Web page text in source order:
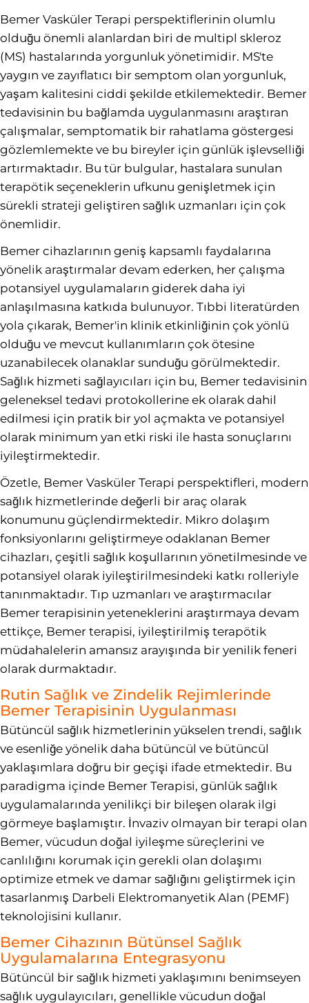
Bemer Vasküler Terapi perspektiflerinin olumlu
olduğu önemli alanlardan biri de multipl skleroz
(MS) hastalarında yorgunluk yönetimidir. MS'te
yaygın ve zayıflatıcı bir semptom olan yorgunluk,
yaşam kalitesini ciddi şekilde etkilemektedir. Bemer
tedavisinin bu bağlamda uygulanmasını araştıran
çalışmalar, semptomatik bir rahatlama göstergesi
gözlemlemekte ve bu bireyler için günlük işlevselliği
artırmaktadır. Bu tür bulgular, hastalara sunulan
terapötik seçeneklerin ufkunu genişletmek için
sürekli strateji geliştiren sağlık uzmanları için çok
önemlidir.
Bemer cihazlarının geniş kapsamlı faydalarına
yönelik araştırmalar devam ederken, her çalışma
potansiyel uygulamaların giderek daha iyi
anlaşılmasına katkıda bulunuyor. Tıbbi literatürden
yola çıkarak, Bemer'in klinik etkinliğinin çok yönlü
olduğu ve mevcut kullanımların çok ötesine
uzanabilecek olanaklar sunduğu görülmektedir.
Sağlık hizmeti sağlayıcıları için bu, Bemer tedavisinin
geleneksel tedavi protokollerine ek olarak dahil
edilmesi için pratik bir yol açmakta ve potansiyel
olarak minimum yan etki riski ile hasta sonuçlarını
iyileştirmektedir.
Özetle, Bemer Vasküler Terapi perspektifleri, modern
sağlık hizmetlerinde değerli bir araç olarak
konumunu güçlendirmektedir. Mikro dolaşım
fonksiyonlarını geliştirmeye odaklanan Bemer
cihazları, çeşitli sağlık koşullarının yönetilmesinde ve
potansiyel olarak iyileştirilmesindeki katkı rolleriyle
tanınmaktadır. Tıp uzmanları ve araştırmacılar
Bemer terapisinin yeteneklerini araştırmaya devam
ettikçe, Bemer terapisi, iyileştirilmiş terapötik
müdahalelerin amansız arayışında bir yenilik feneri
olarak durmaktadır.
Rutin Sağlık ve Zindelik Rejimlerinde
Bemer Terapisinin Uygulanması
Bütüncül sağlık hizmetlerinin yükselen trendi, sağlık
ve esenliğe yönelik daha bütüncül ve bütüncül
yaklaşımlara doğru bir geçişi ifade etmektedir. Bu
paradigma içinde Bemer Terapisi, günlük sağlık
uygulamalarında yenilikçi bir bileşen olarak ilgi
görmeye başlamıştır. İnvaziv olmayan bir terapi olan
Bemer, vücudun doğal iyileşme süreçlerini ve
canlılığını korumak için gerekli olan dolaşımı
optimize etmek ve damar sağlığını geliştirmek için
tasarlanmış Darbeli Elektromanyetik Alan (PEMF)
teknolojisini kullanır.
Bemer Cihazının Bütünsel Sağlık
Uygulamalarına Entegrasyonu
Bütüncül bir sağlık hizmeti yaklaşımını benimseyen
sağlık uygulayıcıları, genellikle vücudun doğal